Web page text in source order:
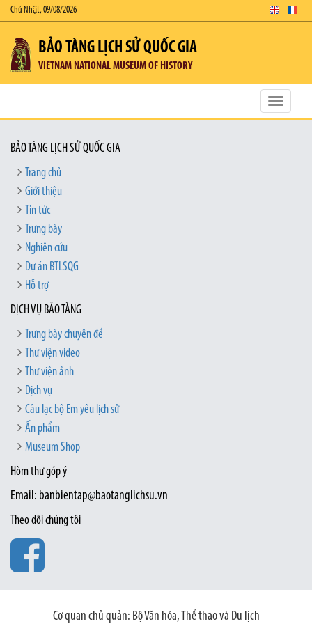
Chủ Nhật, 09/08/2026
BẢO TÀNG LỊCH SỬ QUỐC GIA
VIETNAM NATIONAL MUSEUM OF HISTORY
Toggle
BẢO TÀNG LỊCH SỬ QUỐC GIA
Trang chủ
Giới thiệu
Tin tức
Trưng bày
Nghiên cứu
Dự án BTLSQG
Hỗ trợ
DỊCH VỤ BẢO TÀNG
Trưng bày chuyên đề
Thư viện video
Thư viện ảnh
Dịch vụ
Câu lạc bộ Em yêu lịch sử
Ấn phẩm
Museum Shop
Hòm thư góp ý
Email: banbientap@baotanglichsu.vn
Theo dõi chúng tôi
Cơ quan chủ quản: Bộ Văn hóa, Thể thao và Du lịch